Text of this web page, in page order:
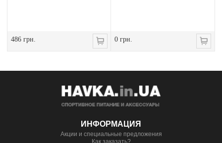
486 грн. 0 грн.
ИНФОРМАЦИЯ
Акции и специальные предложения
Как заказать?